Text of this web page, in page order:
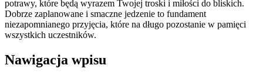
potrawy, które będą wyrazem Twojej troski i miłości do bliskich.
Dobrze zaplanowane i smaczne jedzenie to fundament
niezapomnianego przyjęcia, które na długo pozostanie w pamięci
wszystkich uczestników.
Nawigacja wpisu